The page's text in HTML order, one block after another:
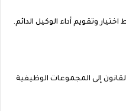
وتقويم أداء الوكيل الدائم.
إلى المجموعات الوظيفية